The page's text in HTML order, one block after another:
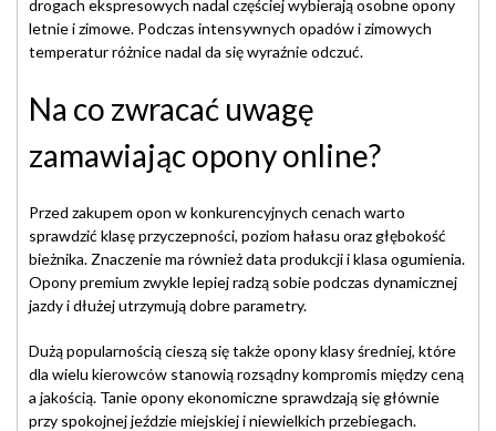
drogach ekspresowych nadal częściej wybierają osobne opony
letnie i zimowe. Podczas intensywnych opadów i zimowych
temperatur różnice nadal da się wyraźnie odczuć.
Na co zwracać uwagę
zamawiając opony online?
Przed zakupem opon w konkurencyjnych cenach warto
sprawdzić klasę przyczepności, poziom hałasu oraz głębokość
bieżnika. Znaczenie ma również data produkcji i klasa ogumienia.
Opony premium zwykle lepiej radzą sobie podczas dynamicznej
jazdy i dłużej utrzymują dobre parametry.
Dużą popularnością cieszą się także opony klasy średniej, które
dla wielu kierowców stanowią rozsądny kompromis między ceną
a jakością. Tanie opony ekonomiczne sprawdzają się głównie
przy spokojnej jeździe miejskiej i niewielkich przebiegach.